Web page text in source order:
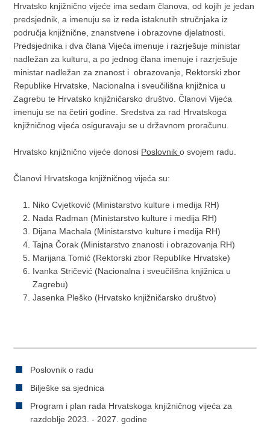
Hrvatsko knjižnično vijeće ima sedam članova, od kojih je jedan
predsjednik, a imenuju se iz reda istaknutih stručnjaka iz
područja knjižnične, znanstvene i obrazovne djelatnosti.
Predsjednika i dva člana Vijeća imenuje i razrješuje ministar
nadležan za kulturu, a po jednog člana imenuje i razrješuje
ministar nadležan za znanost i obrazovanje, Rektorski zbor
Republike Hrvatske, Nacionalna i sveučilišna knjižnica u
Zagrebu te Hrvatsko knjižničarsko društvo. Članovi Vijeća
imenuju se na četiri godine. Sredstva za rad Hrvatskoga
knjižničnog vijeća osiguravaju se u državnom proračunu.
Hrvatsko knjižnično vijeće donosi Poslovniko svojem radu.
Članovi Hrvatskoga knjižničnog vijeća su:
Niko Cvjetković (Ministarstvo kulture i medija RH)
Nada Radman (Ministarstvo kulture i medija RH)
Dijana Machala (Ministarstvo kulture i medija RH)
Tajna Čorak (Ministarstvo znanosti i obrazovanja RH)
Marijana Tomić (Rektorski zbor Republike Hrvatske)
Ivanka Stričević (Nacionalna i sveučilišna knjižnica u
Zagrebu)
Jasenka Pleško (Hrvatsko knjižničarsko društvo)
Poslovnik o radu
Bilješke sa sjednica
Program i plan rada Hrvatskoga knjižničnog vijeća za
razdoblje 2023. - 2027. godine